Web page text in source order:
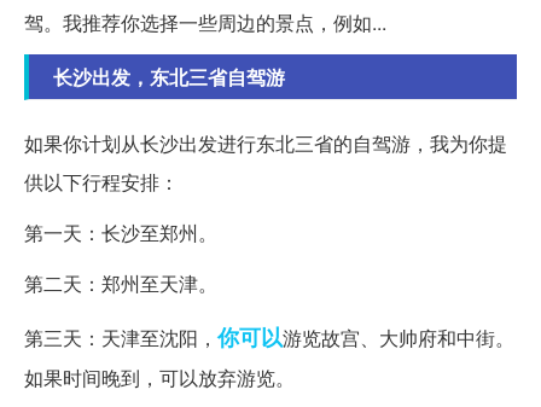
驾。我推荐你选择一些周边的景点，例如...
长沙出发，东北三省自驾游
如果你计划从长沙出发进行东北三省的自驾游，我为你提
供以下行程安排：
第一天：长沙至郑州。
第二天：郑州至天津。
第三天：天津至沈阳，你可以游览故宫、大帅府和中街。
如果时间晚到，可以放弃游览。